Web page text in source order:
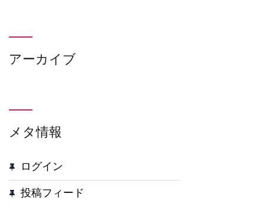
アーカイブ
メタ情報
ログイン
投稿フィード